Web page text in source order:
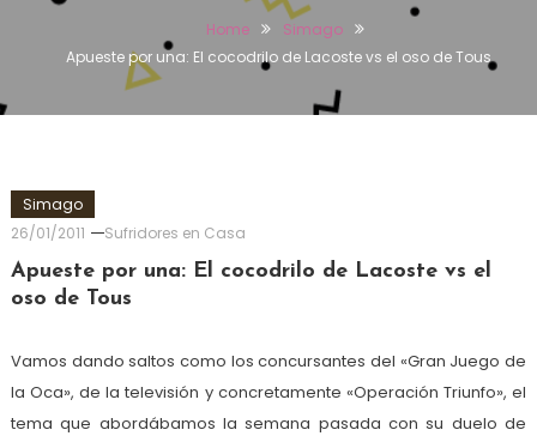
Home
Simago
Apueste por una: El cocodrilo de Lacoste vs el oso de Tous
Simago
26/01/2011
Sufridores en Casa
Apueste por una: El cocodrilo de Lacoste vs el
oso de Tous
Vamos dando saltos como los concursantes del «Gran Juego de
la Oca», de la televisión y concretamente «Operación Triunfo», el
tema que abordábamos la semana pasada con su duelo de